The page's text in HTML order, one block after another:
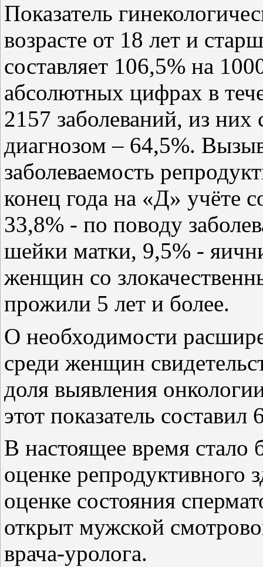
Показатель
возрасте от 18 лет и
составляет 106,5% на
абсолютных цифрах в
2157 заболеваний, из
диагнозом – 64,5%.
заболеваемость
конец года на «Д» учёте
33,8% - по поводу
шейки матки, 9,5% -
женщин со
прожили 5 лет и более.
О необходимости
среди женщин
доля выявления
этот показатель составил
В настоящее время стало
оценке репродуктивного
оценке состояния
открыт мужской
врача-уролога.